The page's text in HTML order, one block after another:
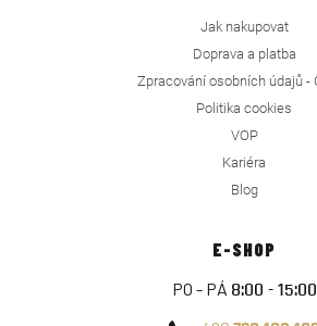
Jak nakupovat
Doprava a platba
Zpracování osobních údajů -
Politika cookies
VOP
Kariéra
Blog
E-SHOP
PO - PÁ 8:00 - 15:00